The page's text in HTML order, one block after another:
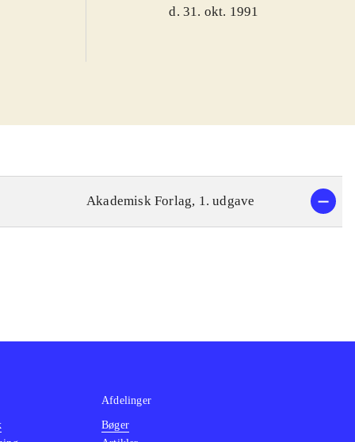
d. 31. okt. 1991
Akademisk Forlag, 1. udgave
Afdelinger
Bøger